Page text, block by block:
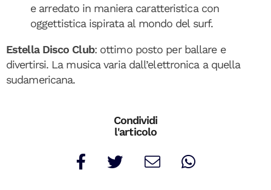
e arredato in maniera caratteristica con
oggettistica ispirata al mondo del surf.
Estella Disco Club: ottimo posto per ballare e
divertirsi. La musica varia dall’elettronica a quella
sudamericana.
Condividi
l'articolo